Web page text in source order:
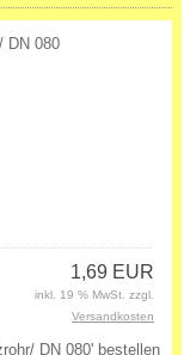
1,69 EUR
inkl. 19 % MwSt. zzgl.
Versandkosten